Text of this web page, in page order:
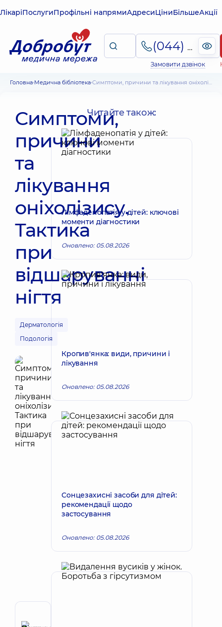
ЛікаріПослугиПрофільні напрямиАдресиЦіниБільшеАкції
(044) 495-2-888
Замовити дзвінок
Головна Медична бібліотека Симптоми, причини та лікування оніхолізису. Тактика при відшаруванні нігтя
Симптоми,
причини
та
лікування
оніхолізису.
Тактика
при
відшаруванні
нігтя
Дерматологія
Подологiя
Читайте також:
Лімфаденопатія у дітей: ключові
моменти діагностики
Оновлено: 05.08.2026
Кропив'янка: види, причини і
лікування
Оновлено: 05.08.2026
Сонцезахисні засоби для дітей:
рекомендації щодо
застосування
Оновлено: 05.08.2026